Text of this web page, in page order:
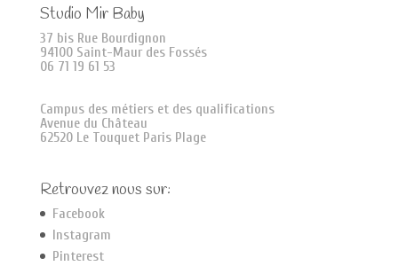
Studio Mir Baby
37 bis Rue Bourdignon
94100 Saint-Maur des Fossés
06 71 19 61 53
Campus des métiers et des qualifications
Avenue du Château
62520 Le Touquet Paris Plage
Retrouvez nous sur:
Facebook
Instagram
Pinterest